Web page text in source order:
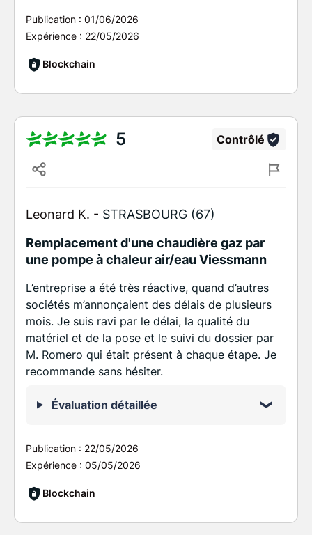
Publication : 01/06/2026
Expérience : 22/05/2026
Blockchain
5 Contrôlé
Leonard K. - STRASBOURG (67)
Remplacement d'une chaudière gaz par
une pompe à chaleur air/eau Viessmann
L’entreprise a été très réactive, quand d’autres
sociétés m’annonçaient des délais de plusieurs
mois. Je suis ravi par le délai, la qualité du
matériel et de la pose et le suivi du dossier par
M. Romero qui était présent à chaque étape. Je
recommande sans hésiter.
Évaluation détaillée
Publication : 22/05/2026
Expérience : 05/05/2026
Blockchain